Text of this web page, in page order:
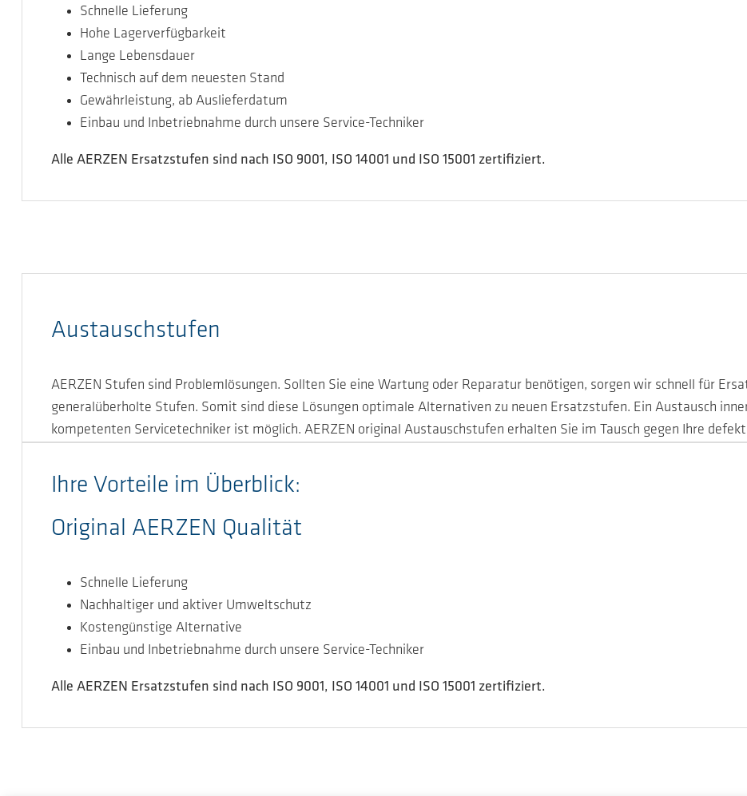
Schnelle Lieferung
Hohe Lagerverfügbarkeit
Lange Lebensdauer
Technisch auf dem neuesten Stand
Gewährleistung, ab Auslieferdatum
Einbau und Inbetriebnahme durch unsere Service-Techniker
Alle AERZEN Ersatzstufen sind nach ISO 9001, ISO 14001 und ISO 15001 zertifiziert.
Austauschstufen
AERZEN Stufen sind Problemlösungen. Sollten Sie eine Wartung oder Reparatur benötigen, sorgen wir schnell für
generalüberholte Stufen. Somit sind diese Lösungen optimale Alternativen zu neuen Ersatzstufen. Ein Austausch
kompetenten Servicetechniker ist möglich. AERZEN original Austauschstufen erhalten Sie im Tausch gegen Ihre
Ihre Vorteile im Überblick:
Original AERZEN Qualität
Schnelle Lieferung
Nachhaltiger und aktiver Umweltschutz
Kostengünstige Alternative
Einbau und Inbetriebnahme durch unsere Service-Techniker
Alle AERZEN Ersatzstufen sind nach ISO 9001, ISO 14001 und ISO 15001 zertifiziert.